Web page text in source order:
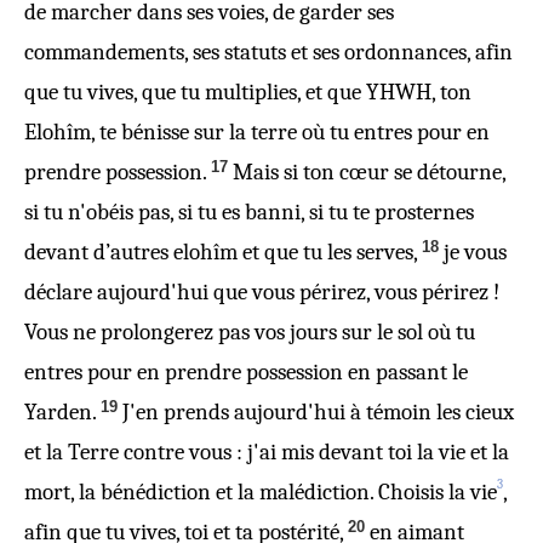
de marcher dans ses voies, de garder ses
commandements, ses statuts et ses ordonnances, afin
que tu vives, que tu multiplies, et que YHWH, ton
Elohîm, te bénisse sur la terre où tu entres pour en
prendre possession. 17 Mais si ton cœur se détourne,
si tu n'obéis pas, si tu es banni, si tu te prosternes
devant d’autres elohîm et que tu les serves, 18 je vous
déclare aujourd'hui que vous périrez, vous périrez !
Vous ne prolongerez pas vos jours sur le sol où tu
entres pour en prendre possession en passant le
Yarden. 19 J'en prends aujourd'hui à témoin les cieux
et la Terre contre vous : j'ai mis devant toi la vie et la
mort, la bénédiction et la malédiction. Choisis la vie3,
afin que tu vives, toi et ta postérité, 20 en aimant